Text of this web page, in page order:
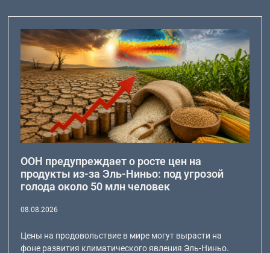
ООН предупреждает о росте цен на
продукты из-за Эль-Ниньо: под угрозой
голода около 50 млн человек
08.08.2026
Цены на продовольствие в мире могут вырасти на
фоне развития климатического явления Эль-Ниньо.